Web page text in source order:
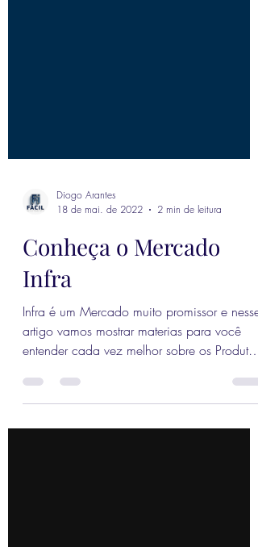
Diogo Arantes
18 de mai. de 2022
2 min de leitura
Conheça o Mercado
Infra
Infra é um Mercado muito promissor e nesse
entender cada vez melhor sobre os Produtos:
FI INFRA e...